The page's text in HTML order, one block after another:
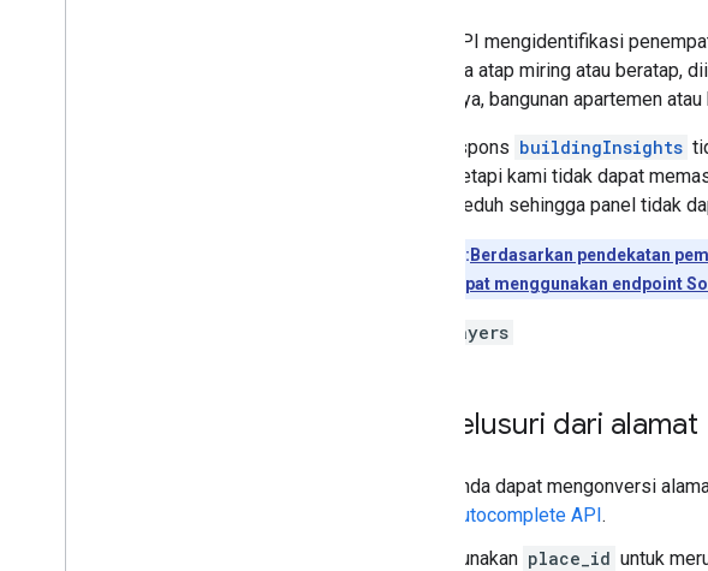
Solar API mengidentifikasi
terutama atap miring atau beratap,
(misalnya, bangunan apartemen
Jika respons buildingInsights
benar, tetapi kami tidak dapat
terlalu teduh sehingga panel tidak
Tips: Berdasarkan pendekatan
Anda dapat menggunakan endpoint
dataLayers
Menelusuri dari alamat
Anda dapat mengonversi
Autocomplete API.
Gunakan place_id untuk